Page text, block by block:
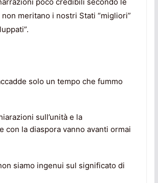
meritano i nostri Stati “migliori”
solo un tempo che fummo
sull’unità e la
con la diaspora vanno avanti ormai
siamo ingenui sul significato di